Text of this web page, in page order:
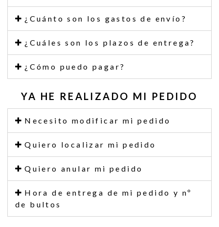
¿Cuánto son los gastos de envío?
¿Cuáles son los plazos de entrega?
¿Cómo puedo pagar?
YA HE REALIZADO MI PEDIDO
Necesito modificar mi pedido
Quiero localizar mi pedido
Quiero anular mi pedido
Hora de entrega de mi pedido y nº
de bultos